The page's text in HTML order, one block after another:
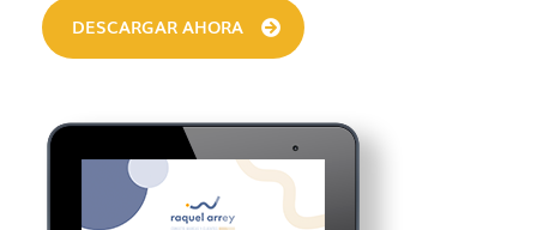
DESCARGAR AHORA